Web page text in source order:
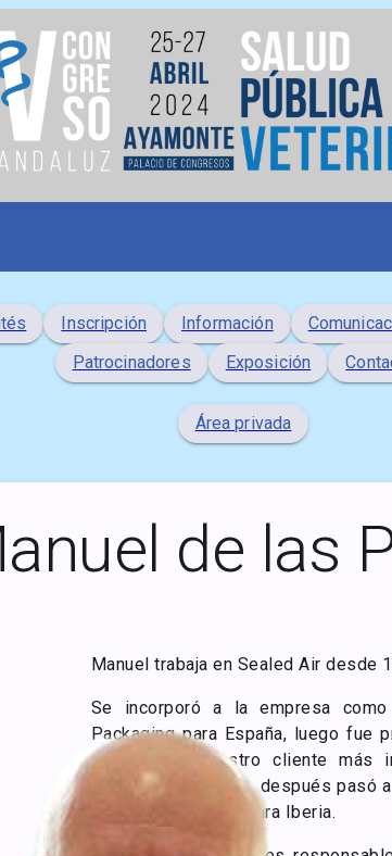
Inscripción Información
Patrocinadores
Exposición
Área privada
de las
Manuel trabaja en Sealed Air desde
Se incorporó a la empresa
Packaging para España, luego fue
(KAM) para nuestro cliente más
Delisano & Medina), después pasó
para Iberia.